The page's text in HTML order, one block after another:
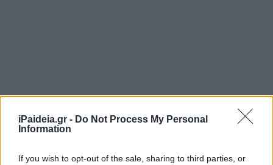
iPaideia.gr - Do Not Process My Personal
Information
If you wish to opt-out of the sale, sharing to third parties, or